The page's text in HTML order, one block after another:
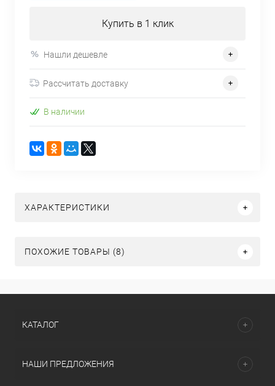
Купить в 1 клик
Нашли дешевле
Рассчитать доставку
В наличии
ХАРАКТЕРИСТИКИ
ПОХОЖИЕ ТОВАРЫ (8)
КАТАЛОГ
НАШИ ПРЕДЛОЖЕНИЯ